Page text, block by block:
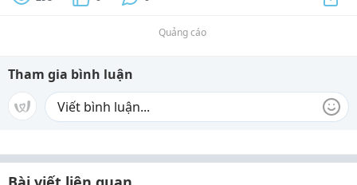
Quảng cáo
Tham gia bình luận